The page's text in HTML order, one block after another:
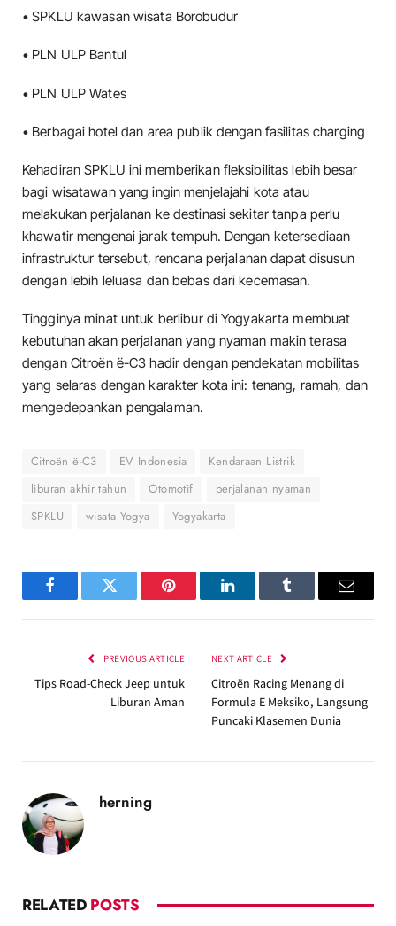
• SPKLU kawasan wisata Borobudur
• PLN ULP Bantul
• PLN ULP Wates
• Berbagai hotel dan area publik dengan fasilitas charging
Kehadiran SPKLU ini memberikan fleksibilitas lebih besar
bagi wisatawan yang ingin menjelajahi kota atau
melakukan perjalanan ke destinasi sekitar tanpa perlu
khawatir mengenai jarak tempuh. Dengan ketersediaan
infrastruktur tersebut, rencana perjalanan dapat disusun
dengan lebih leluasa dan bebas dari kecemasan.
Tingginya minat untuk berlibur di Yogyakarta membuat
kebutuhan akan perjalanan yang nyaman makin terasa
dengan Citroën ë-C3 hadir dengan pendekatan mobilitas
yang selaras dengan karakter kota ini: tenang, ramah, dan
mengedepankan pengalaman.
Citroën ë-C3 EV Indonesia
Kendaraan Listrik
liburan akhir tahun
Otomotif
perjalanan nyaman
SPKLU
wisata Yogya Yogyakarta
FacebookTwitter Pinterest LinkedInTumblr Email
PREVIOUS ARTICLE
Tips Road-Check Jeep untuk
Liburan Aman
NEXT ARTICLE
Citroën Racing Menang di
Formula E Meksiko, Langsung
Puncaki Klasemen Dunia
herning
RELATED POSTS